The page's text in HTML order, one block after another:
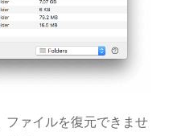
ファイルを復元できませ